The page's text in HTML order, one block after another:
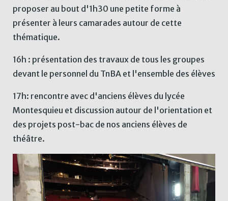
proposer au bout d'1h30 une petite forme à
présenter à leurs camarades autour de cette
thématique.
16h : présentation des travaux de tous les groupes
devant le personnel du TnBA et l'ensemble des élèves
17h: rencontre avec d'anciens élèves du lycée
Montesquieu et discussion autour de l'orientation et
des projets post-bac de nos anciens élèves de
théâtre.